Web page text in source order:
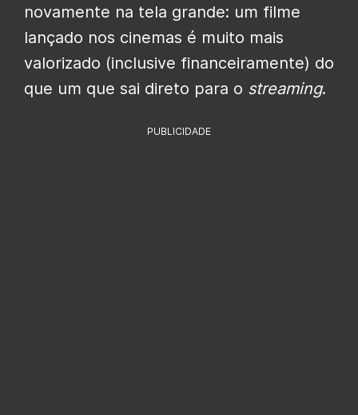
novamente na tela grande: um filme
lançado nos cinemas é muito mais
valorizado (inclusive financeiramente) do
que um que sai direto para o streaming.
PUBLICIDADE